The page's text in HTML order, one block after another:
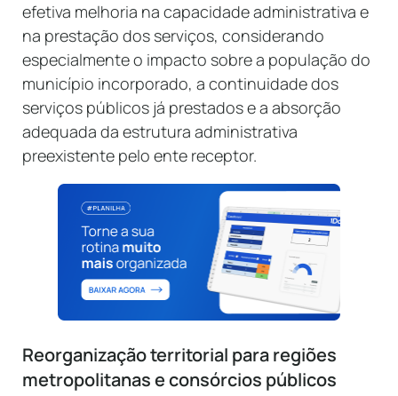
efetiva melhoria na capacidade administrativa e
na prestação dos serviços, considerando
especialmente o impacto sobre a população do
município incorporado, a continuidade dos
serviços públicos já prestados e a absorção
adequada da estrutura administrativa
preexistente pelo ente receptor.
Reorganização territorial para regiões
metropolitanas e consórcios públicos